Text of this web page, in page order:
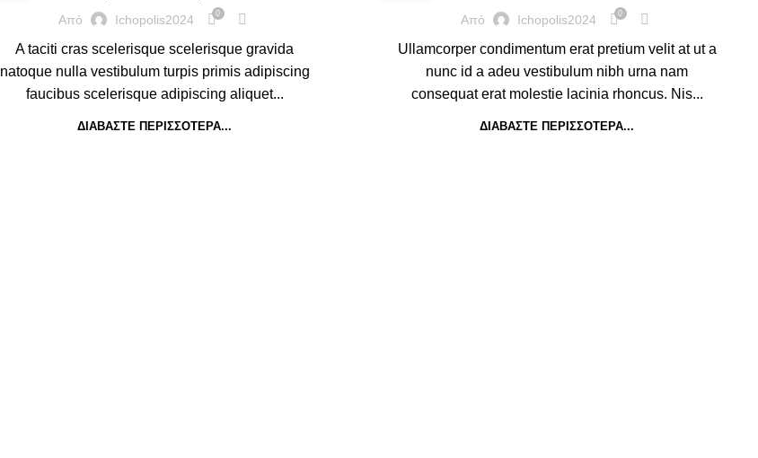
Από Ichopolis2024 0
A taciti cras scelerisque scelerisque gravida
natoque nulla vestibulum turpis primis adipiscing
faucibus scelerisque adipiscing aliquet...
ΔΙΑΒΆΣΤΕ ΠΕΡΙΣΣΌΤΕΡΑ...
Από Ichopolis2024 0
Ullamcorper condimentum erat pretium velit at ut a
nunc id a adeu vestibulum nibh urna nam
consequat erat molestie lacinia rhoncus. Nis...
ΔΙΑΒΆΣΤΕ ΠΕΡΙΣΣΌΤΕΡΑ...